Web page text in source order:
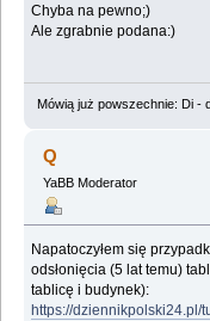
Chyba na pewno;)
Ale zgrabnie podana:)
Mówią już powszechnie: Di -
Q
YaBB Moderator
Napatoczyłem się
odsłonięcia (5 lat temu)
tablicę i budynek):
https://dziennikpolski24.pl/